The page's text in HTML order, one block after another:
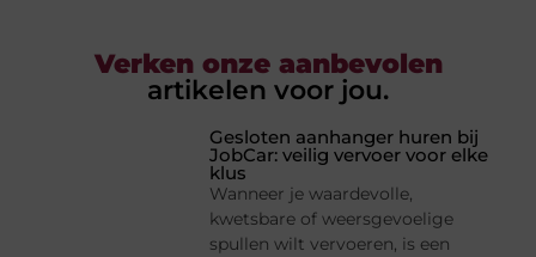
Verken onze aanbevolen
artikelen voor jou.
Gesloten aanhanger huren bij
JobCar: veilig vervoer voor elke
klus
Wanneer je waardevolle,
kwetsbare of weersgevoelige
spullen wilt vervoeren, is een